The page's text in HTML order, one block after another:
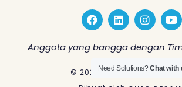
F
a
c
e
L
i
n
k
e
d
I
n
s
t
a
g
Y
o
u
t
b
Anggota yang bangga dengan
© 2026 Benefit One
Need Solutions?Chat with